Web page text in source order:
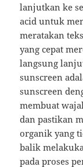
lanjutkan ke
acid untuk
meratakan
yang cepat
langsung
sunscreen
sunscreen
membuat
dan pastikan
organik yang
balik
pada proses